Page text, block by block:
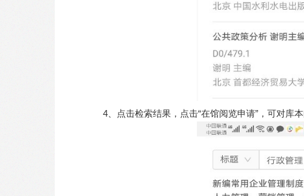
4、点击检索结果，点击“在馆阅览申请”，可对库